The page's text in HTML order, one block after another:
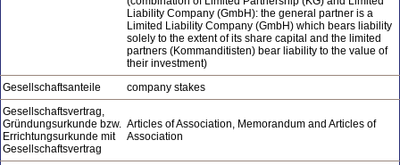
Liability Company (GmbH): the general partner is a
Limited Liability Company (GmbH) which bears liability
solely to the extent of its share capital and the limited
partners (Kommanditisten) bear liability to the value of
their investment)
Gesellschaftsanteile
company stakes
Gesellschaftsvertrag,
Gründungsurkunde bzw.
Errichtungsurkunde mit
Gesellschaftsvertrag
Articles of Association, Memorandum and Articles of
Association